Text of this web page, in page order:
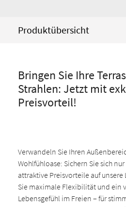
Produktübersicht
Bringen Sie Ihre
Strahlen: Jetzt mit
Preisvorteil!
Verwandeln Sie Ihren
Wohlfühloase: Sichern Sie sich
attraktive Preisvorteile auf
Sie maximale Flexibilität und ein
Lebensgefühl im Freien – für